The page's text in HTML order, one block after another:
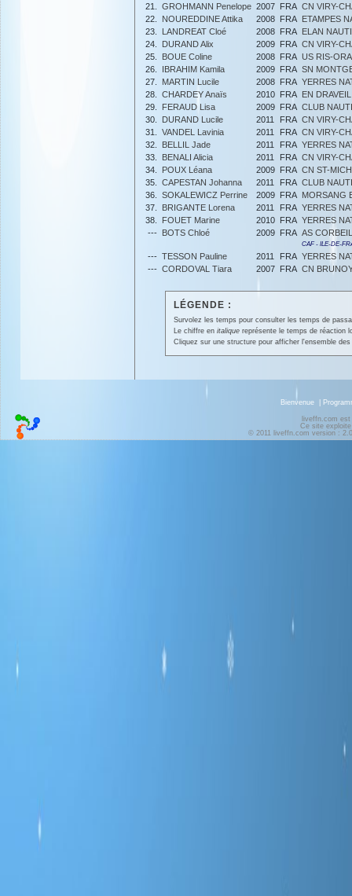
21.
GROHMANN Penelope 2007 FRA CN VIRY-
22.
NOUREDDINE Attika 2008 FRA ETAMPES
23.
LANDREAT Cloé 2008 FRA ELAN
24.
DURAND Alix 2009 FRA CN VIRY-
25.
BOUE Coline 2008 FRA US RIS-
26.
IBRAHIM Kamila 2009 FRA SN
27.
MARTIN Lucile 2008 FRA YERRES
28.
CHARDEY Anaïs 2010 FRA EN DRAVEIL
29.
FERAUD Lisa 2009 FRA CLUB
30.
DURAND Lucile 2011 FRA CN VIRY-
31.
VANDEL Lavinia 2011 FRA CN VIRY-
32.
BELLIL Jade 2011 FRA YERRES
33.
BENALI Alicia 2011 FRA CN VIRY-
34.
POUX Léana 2009 FRA CN ST-
35.
CAPESTAN Johanna 2011 FRA CLUB
36.
SOKALEWICZ Perrine 2009 FRA MORSANG
37.
BRIGANTE Lorena 2011 FRA YERRES
38.
FOUET Marine 2010 FRA YERRES
--- BOTS Chloé 2009 FRA AS
CAF - ILE-DE-
--- TESSON Pauline 2011 FRA YERRES
--- CORDOVAL Tiara 2007 FRA CN
LÉGENDE :
Survolez les temps pour consulter les temps de
Le chiffre en italiquereprésente le temps de réaction
Cliquez sur une structure pour afficher l'ensemble
Bienvenue
liveffn.com
Ce site
© 2011 liveffn.com version :